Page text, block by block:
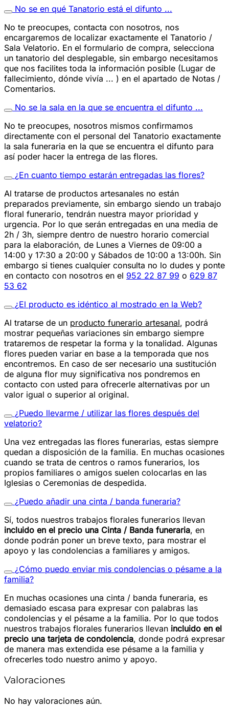
No se en qué Tanatorio está el difunto ...
No te preocupes, contacta con nosotros, nos
encargaremos de localizar exactamente el Tanatorio /
Sala Velatorio. En el formulario de compra, selecciona
un tanatorio del desplegable, sin embargo necesitamos
que nos facilites toda la información posible (Lugar de
fallecimiento, dónde vivía ... ) en el apartado de Notas /
Comentarios.
No se la sala en la que se encuentra el difunto ...
No te preocupes, nosotros mismos confirmamos
directamente con el personal del Tanatorio exactamente
la sala funeraria en la que se encuentra el difunto para
así poder hacer la entrega de las flores.
¿En cuanto tiempo estarán entregadas las flores?
Al tratarse de productos artesanales no están
preparados previamente, sin embargo siendo un trabajo
floral funerario, tendrán nuestra mayor prioridad y
urgencia. Por lo que serán entregadas en una media de
2h / 3h, siempre dentro de nuestro horario comercial
para la elaboración, de Lunes a Viernes de 09:00 a
14:00 y 17:30 a 20:00 y Sábados de 10:00 a 13:00h. Sin
embargo si tienes cualquier consulta no lo dudes y ponte
en contacto con nosotros en el 952 22 87 99 o 629 87
53 62
¿El producto es idéntico al mostrado en la Web?
Al tratarse de un producto funerario artesanal, podrá
mostrar pequeñas variaciones sin embargo siempre
trataremos de respetar la forma y la tonalidad. Algunas
flores pueden variar en base a la temporada que nos
encontremos. En caso de ser necesario una sustitución
de alguna flor muy significativa nos pondremos en
contacto con usted para ofrecerle alternativas por un
valor igual o superior al original.
¿Puedo llevarme / utilizar las flores después del
velatorio?
Una vez entregadas las flores funerarias, estas siempre
quedan a disposición de la familia. En muchas ocasiones
cuando se trata de centros o ramos funerarios, los
propios familiares o amigos suelen colocarlas en las
Iglesias o Ceremonias de despedida.
¿Puedo añadir una cinta / banda funeraria?
Sí, todos nuestros trabajos florales funerarios llevan
incluido en el precio una Cinta / Banda funeraria, en
donde podrán poner un breve texto, para mostrar el
apoyo y las condolencias a familiares y amigos.
¿Cómo puedo enviar mis condolencias o pésame a la
familia?
En muchas ocasiones una cinta / banda funeraria, es
demasiado escasa para expresar con palabras las
condolencias y el pésame a la familia. Por lo que todos
nuestros trabajos florales funerarios llevan incluido en el
precio una tarjeta de condolencia, donde podrá expresar
de manera mas extendida ese pésame a la familia y
ofrecerles todo nuestro animo y apoyo.
Valoraciones
No hay valoraciones aún.